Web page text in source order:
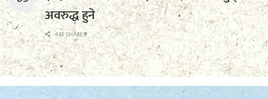
अवरुद्ध हुने
441 SHARES